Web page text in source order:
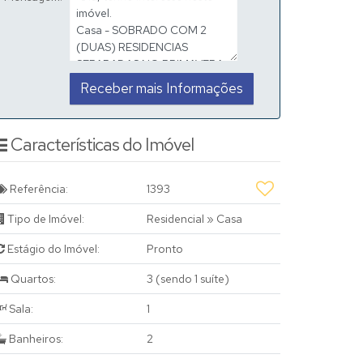
Características do Imóvel
Referência: 1393
Tipo de Imóvel: Residencial » Casa
Estágio do Imóvel: Pronto
Quartos: 3 (sendo 1 suíte)
Sala: 1
Banheiros: 2